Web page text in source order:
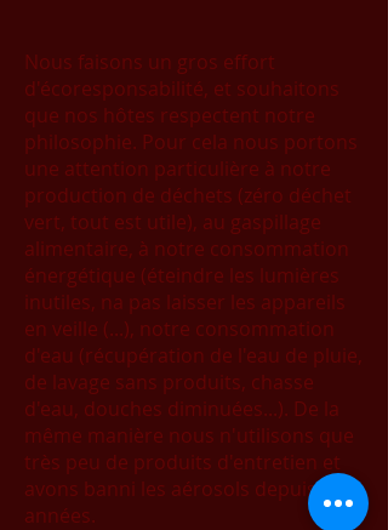
Nous faisons un gros effort
d'écoresponsabilité, et souhaitons
que nos hôtes respectent notre
philosophie. Pour cela nous portons
une attention particulière à notre
production de déchets (zéro déchet
vert, tout est utile), au gaspillage
alimentaire, à notre consommation
énergétique (éteindre les lumières
inutiles, na pas laisser les appareils
en veille (...), notre consommation
d'eau (récupération de l'eau de pluie,
de lavage sans produits, chasse
d'eau, douches diminuées...). De la
même manière nous n'utilisons que
très peu de produits d'entretien et
avons banni les aérosols depuis des
années.